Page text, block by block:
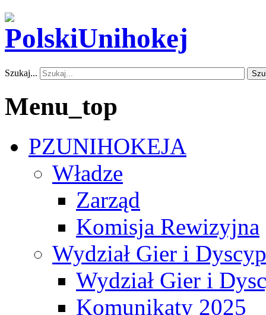
Szukaj...
Menu_top
PZUNIHOKEJA
Władze
Zarząd
Komisja Rewizyjna
Wydział Gier i
Wydział Gier i
Komunikaty 2025